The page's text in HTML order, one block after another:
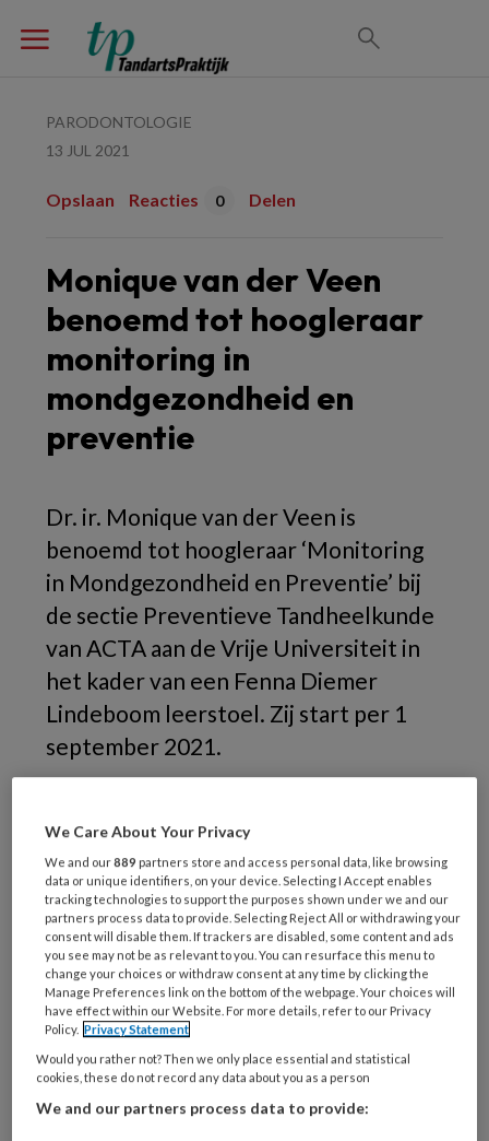
PARODONTOLOGIE
13 JUL 2021
Opslaan Reacties 0 Delen
Monique van der Veen
benoemd tot hoogleraar
monitoring in
mondgezondheid en
preventie
Dr. ir. Monique van der Veen is
benoemd tot hoogleraar ‘Monitoring
in Mondgezondheid en Preventie’ bij
de sectie Preventieve Tandheelkunde
van ACTA aan de Vrije Universiteit in
het kader van een Fenna Diemer
Lindeboom leerstoel. Zij start per 1
september 2021.
Van der Veen doet onderzoek naar monitoring
binnen de mondgezondheid en
gepersonaliseerde preventie die zich richt op
individuen of specifieke groepen in de
samenleving. Gepersonaliseerde preventie
kan baat hebben bij het gebruik van
We Care About Your Privacy
We and our889 partners store and access personal data, like browsing
data or unique identifiers, on your device. Selecting I Accept enables
tracking technologies to support the purposes shown under we and our
partners process data to provide. Selecting Reject All or withdrawing your
consent will disable them. If trackers are disabled, some content and ads
you see may not be as relevant to you. You can resurface this menu to
change your choices or withdraw consent at any time by clicking the
Manage Preferences link on the bottom of the webpage. Your choices will
have effect within our Website. For more details, refer to our Privacy
Policy. Privacy Statement
Would you rather not? Then we only place essential and statistical
cookies, these do not record any data about you as a person
We and our partners process data to provide: